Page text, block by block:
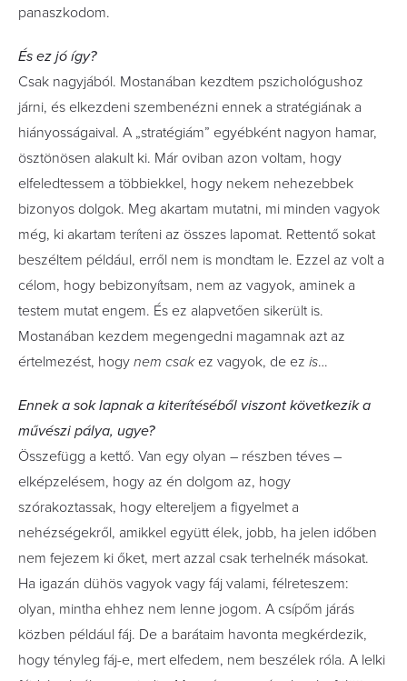
panaszkodom.
És ez jó így?
Csak nagyjából. Mostanában kezdtem pszichológushoz
járni, és elkezdeni szembenézni ennek a stratégiának a
hiányosságaival. A „stratégiám” egyébként nagyon hamar,
ösztönösen alakult ki. Már oviban azon voltam, hogy
elfeledtessem a többiekkel, hogy nekem nehezebbek
bizonyos dolgok. Meg akartam mutatni, mi minden vagyok
még, ki akartam teríteni az összes lapomat. Rettentő sokat
beszéltem például, erről nem is mondtam le. Ezzel az volt a
célom, hogy bebizonyítsam, nem az vagyok, aminek a
testem mutat engem. És ez alapvetően sikerült is.
Mostanában kezdem megengedni magamnak azt az
értelmezést, hogy nem csakez vagyok, de ez is…
Ennek a sok lapnak a kiterítéséből viszont következik a
művészi pálya, ugye?
Összefügg a kettő. Van egy olyan – részben téves –
elképzelésem, hogy az én dolgom az, hogy
szórakoztassak, hogy eltereljem a figyelmet a
nehézségekről, amikkel együtt élek, jobb, ha jelen időben
nem fejezem ki őket, mert azzal csak terhelnék másokat.
Ha igazán dühös vagyok vagy fáj valami, félreteszem:
olyan, mintha ehhez nem lenne jogom. A csípőm járás
közben például fáj. De a barátaim havonta megkérdezik,
hogy tényleg fáj-e, mert elfedem, nem beszélek róla. A lelki